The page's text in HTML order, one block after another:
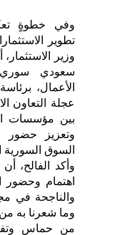
وفي خطوةٍ
تطوير
وزير
سعودي
الأعمال،
عجلة التعاون
بين مؤسسات
وتعزيز حضور
السوق السورية
وأكد الفالح،
اهتمام وحضور
والناجحة في
وما شعرنا به
من حماسٍ